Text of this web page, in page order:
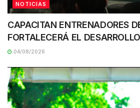
NOTICIAS
CAPACITAN ENTRENADORES
FORTALECERÁ EL
04/08/2026